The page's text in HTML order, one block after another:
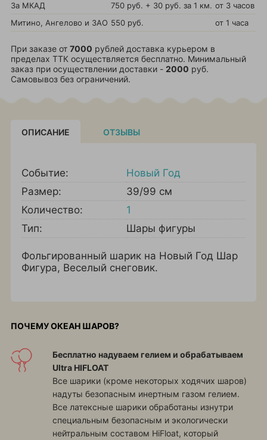
За МКАД
750 руб. + 30 руб. за 1 км. от 3 часов
Митино, Ангелово и ЗАО 550 руб. от 1 часа
При заказе от 7000 рублей доставка курьером в
пределах ТТК осуществляется бесплатно. Минимальный
заказ при осуществлении доставки - 2000 руб.
Самовывоз без ограничений.
ОПИСАНИЕ ОТЗЫВЫ
Событие:
Новый Год
Размер:
39/99 см
Количество:
1
Тип:
Шары фигуры
Фольгированный шарик на Новый Год Шар
Фигура, Веселый снеговик.
ПОЧЕМУ ОКЕАН ШАРОВ?
Бесплатно надуваем гелием и обрабатываем
Ultra HIFLOAT
Все шарики (кроме некоторых ходячих шаров)
надуты безопасным инертным газом гелием.
Все латексные шарики обработаны изнутри
специальным безопасным и экологически
нейтральным составом HiFloat, который